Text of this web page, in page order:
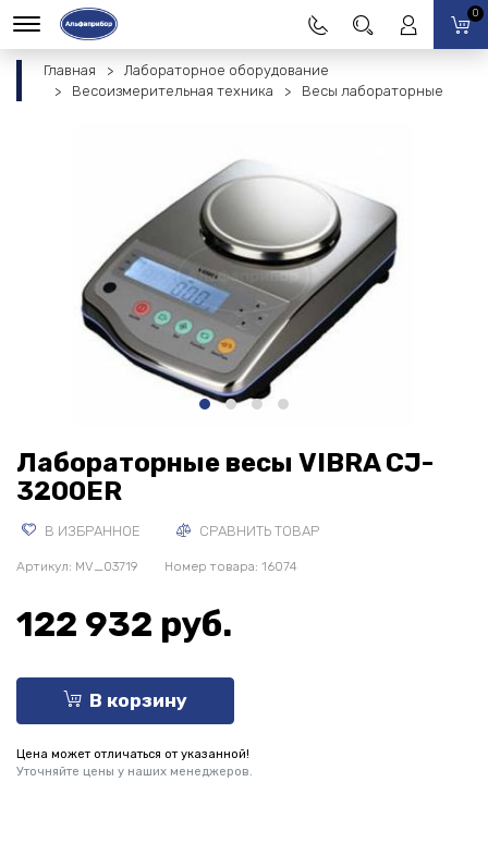
0
Главная
Лабораторное оборудование
Весоизмерительная техника
Весы лабораторные
Лабораторные весы VIBRA CJ-
3200ER
В ИЗБРАННОЕ СРАВНИТЬ ТОВАР
Артикул: MV_03719 Номер товара: 16074
122 932 руб.
В корзину
Цена может отличаться от указанной!
Уточняйте цены у наших менеджеров.